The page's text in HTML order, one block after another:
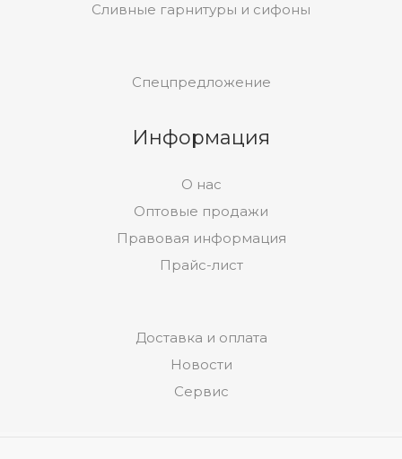
Сливные гарнитуры и сифоны
Спецпредложение
Информация
О нас
Оптовые продажи
Правовая информация
Прайс-лист
Доставка и оплата
Новости
Сервис